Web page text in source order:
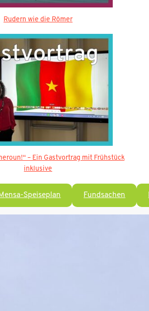
Rudern wie die Römer
– Ein Gastvortrag mit Frühstück
inklusive
Mensa-Speiseplan Fundsachen